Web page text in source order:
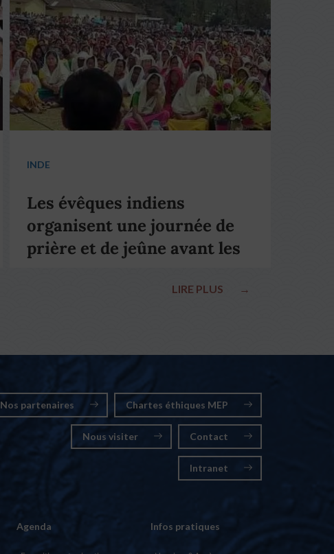
INDE
Les évêques indiens
organisent une journée de
prière et de jeûne avant les
LIRE PLUS →
Nos partenaires Chartes éthiques MEP
Nous visiter Contact
Intranet
Agenda Infos pratiques